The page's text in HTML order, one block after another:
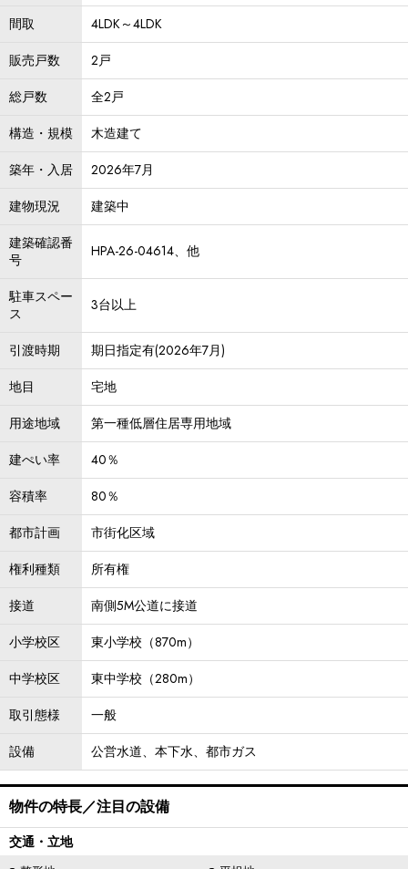
間取
4LDK～4LDK
販売戸数
2戸
総戸数
全2戸
構造・規模
木造建て
築年・入居
2026年7月
建物現況
建築中
建築確認番
号
HPA-26-04614、他
駐車スペー
ス
3台以上
引渡時期
期日指定有(2026年7月)
地目
宅地
用途地域
第一種低層住居専用地域
建ぺい率
40％
容積率
80％
都市計画
市街化区域
権利種類
所有権
接道
南側5M公道に接道
小学校区
東小学校（870m）
中学校区
東中学校（280m）
取引態様
一般
設備
公営水道、本下水、都市ガス
物件の特長／注目の設備
交通・立地